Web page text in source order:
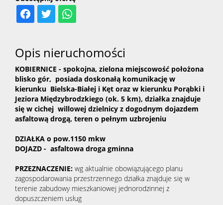
Opis nieruchomości
KOBIERNICE - spokojna, zielona miejscowość położona
blisko gór, posiada doskonałą komunikację w
kierunku Bielska-Białej i Kęt oraz w kierunku Porąbki i
Jeziora Międzybrodzkiego (ok. 5 km), działka znajduje
się w cichej willowej dzielnicy z dogodnym dojazdem
asfaltową drogą, teren o pełnym uzbrojeniu
DZIAŁKA o pow.1150 mkw
DOJAZD - asfaltowa droga gminna
PRZEZNACZENIE: wg aktualnie obowiązującego planu
zagospodarowania przestrzennego działka znajduje się w
terenie zabudowy mieszkaniowej jednorodzinnej z
dopuszczeniem usług